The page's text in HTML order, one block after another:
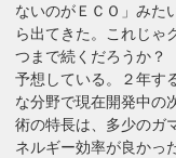
ないのがＥＣＯ」みた
ら出てきた。これじゃ
つまで続くだろうか？
予想している。２年す
な分野で現在開発中の
術の特長は、多少のガ
ネルギー効率が良かっ